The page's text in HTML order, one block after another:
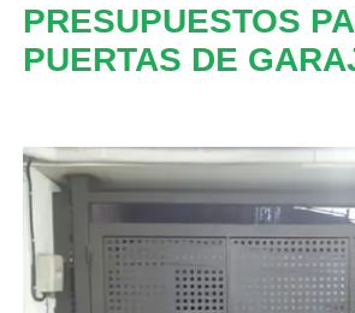
PRESUPUESTOS
PUERTAS DE